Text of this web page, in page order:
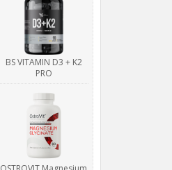
BS VITAMIN D3 + K2
PRO